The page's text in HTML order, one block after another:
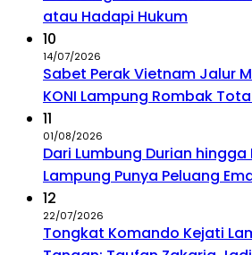
atau Hadapi Hukum
10
14/07/2026
Sabet Perak Vietnam Jalur
KONI Lampung Rombak
11
01/08/2026
Dari Lumbung Durian hingga
Lampung Punya Peluang
12
22/07/2026
Tongkat Komando Kejati